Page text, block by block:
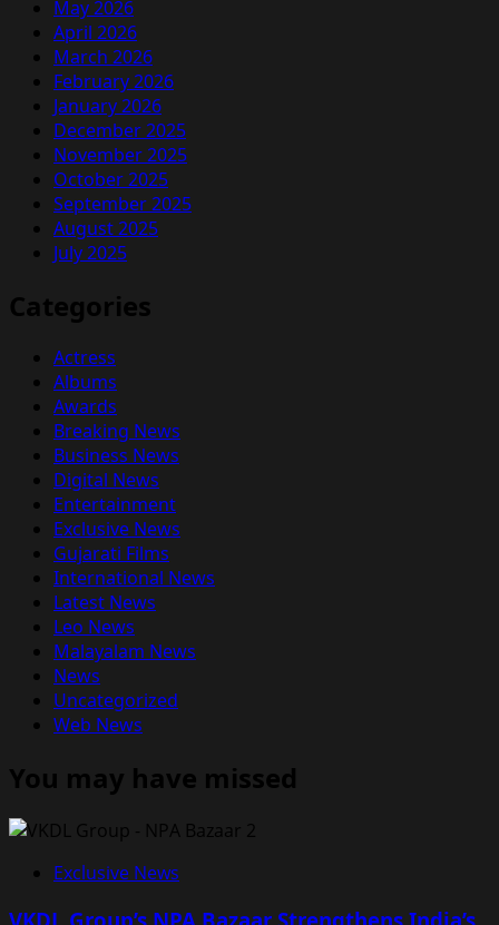
May 2026
April 2026
March 2026
February 2026
January 2026
December 2025
November 2025
October 2025
September 2025
August 2025
July 2025
Categories
Actress
Albums
Awards
Breaking News
Business News
Digital News
Entertainment
Exclusive News
Gujarati Films
International News
Latest News
Leo News
Malayalam News
News
Uncategorized
Web News
You may have missed
Exclusive News